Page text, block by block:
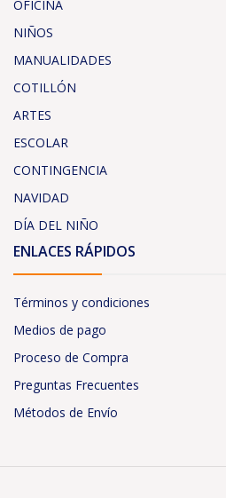
OFICINA
NIÑOS
MANUALIDADES
COTILLÓN
ARTES
ESCOLAR
CONTINGENCIA
NAVIDAD
DÍA DEL NIÑO
ENLACES RÁPIDOS
Términos y condiciones
Medios de pago
Proceso de Compra
Preguntas Frecuentes
Métodos de Envío